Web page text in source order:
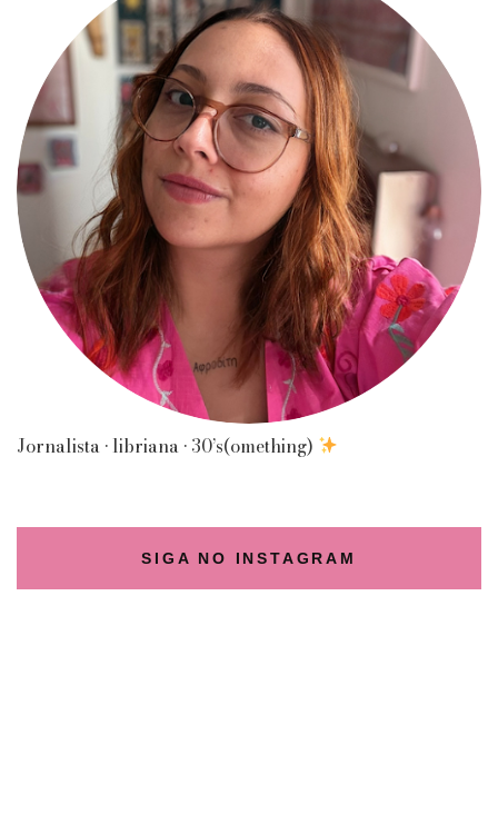
Jornalista • libriana • 30’s(omething)
SIGA NO INSTAGRAM